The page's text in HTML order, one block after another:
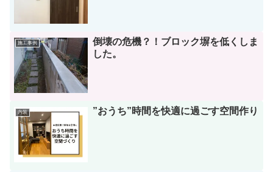
施工事例
倒壊の危機？！ブロック塀を低くしま
した。
内装 ”おうち”時間を快適に過ごす空間作り